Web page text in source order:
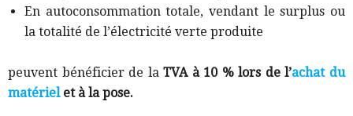
En autoconsommation totale, vendant le surplus ou
la totalité de l’électricité verte produite
peuvent bénéficier de laTVA à 10 % lors de l’achat du
matérielet à la pose.